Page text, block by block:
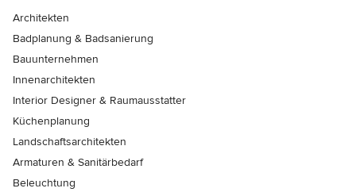
Architekten
Badplanung & Badsanierung
Bauunternehmen
Innenarchitekten
Interior Designer & Raumausstatter
Küchenplanung
Landschaftsarchitekten
Armaturen & Sanitärbedarf
Beleuchtung